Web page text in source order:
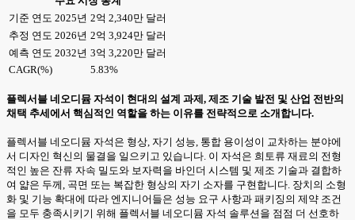
기준 연도 2025년 2억 2,340만 달러
추정 연도 2026년 2억 3,924만 달러
예측 연도 2032년 3억 3,220만 달러
CAGR(%)
5.83%
플렉서블 네오디뮴 자석이 현대의 설계 과제, 제조 기술 발전 및 산업 전반의
채택 추세에서 핵심적인 역할을 하는 이유를 전략적으로 소개합니다.
플렉서블 네오디뮴 자석은 형상, 자기 성능, 통합 용이성이 교차하는 분야에
서 디자인 혁신의 물결을 일으키고 있습니다. 이 자석은 희토류 재료의 전형
적인 높은 잔류 자속 밀도와 보자력을 바인더 시스템 및 제조 기술과 결합하
여 얇은 두께, 곡면 또는 복잡한 형상의 자기 소자를 구현합니다. 장치의 소형
화 및 기능 확대에 따라 엔지니어들은 성능 요구 사항과 패키징의 제약 조건
을 모두 충족시키기 위해 플렉서블 네오디뮴 자석 솔루션을 점점 더 선호하